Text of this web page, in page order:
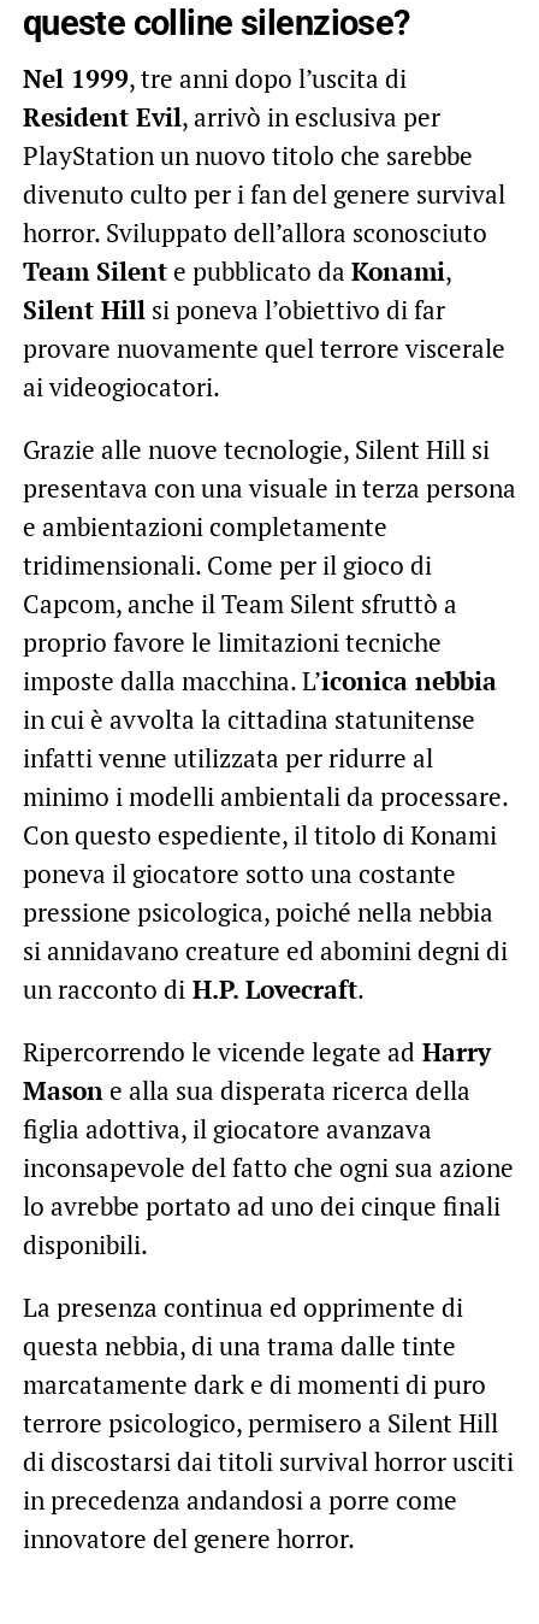
queste colline silenziose?
Nel 1999, tre anni dopo l’uscita di
Resident Evil, arrivò in esclusiva per
PlayStation un nuovo titolo che sarebbe
divenuto culto per i fan del genere survival
horror. Sviluppato dell’allora sconosciuto
Team Silente pubblicato da Konami,
Silent Hillsi poneva l’obiettivo di far
provare nuovamente quel terrore viscerale
ai videogiocatori.
Grazie alle nuove tecnologie, Silent Hill si
presentava con una visuale in terza persona
e ambientazioni completamente
tridimensionali. Come per il gioco di
Capcom, anche il Team Silent sfruttò a
proprio favore le limitazioni tecniche
imposte dalla macchina. L’iconica nebbia
in cui è avvolta la cittadina statunitense
infatti venne utilizzata per ridurre al
minimo i modelli ambientali da processare.
Con questo espediente, il titolo di Konami
poneva il giocatore sotto una costante
pressione psicologica, poiché nella nebbia
si annidavano creature ed abomini degni di
un racconto diH.P. Lovecraft.
Ripercorrendo le vicende legate ad Harry
Masone alla sua disperata ricerca della
figlia adottiva, il giocatore avanzava
inconsapevole del fatto che ogni sua azione
lo avrebbe portato ad uno dei cinque finali
disponibili.
La presenza continua ed opprimente di
questa nebbia, di una trama dalle tinte
marcatamente dark e di momenti di puro
terrore psicologico, permisero a Silent Hill
di discostarsi dai titoli survival horror usciti
in precedenza andandosi a porre come
innovatore del genere horror.